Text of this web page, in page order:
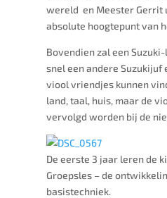
wereld en Meester Gerrit
absolute hoogtepunt van
Bovendien zal een
snel een andere Suzukijuf
viool vriendjes kunnen
land, taal, huis, maar de
vervolgd worden bij de
De eerste 3 jaar leren de
Groepsles – de
basistechniek.